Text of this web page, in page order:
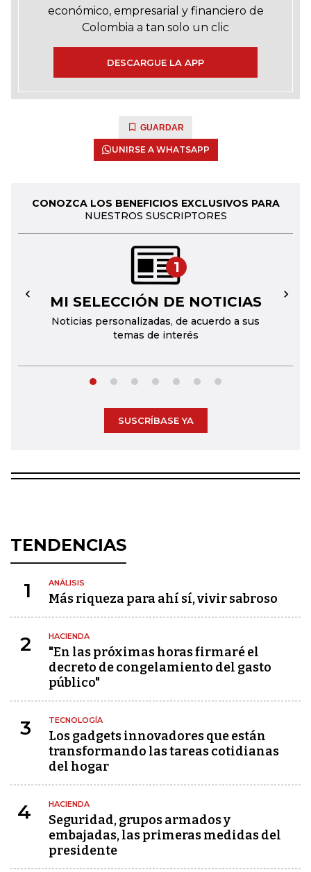
económico, empresarial y financiero de
Colombia a tan solo un clic
DESCARGUE LA APP
GUARDAR
UNIRSE A WHATSAPP
CONOZCA LOS BENEFICIOS EXCLUSIVOS PARA
NUESTROS SUSCRIPTORES
1
MI SELECCIÓN DE NOTICIAS
Noticias personalizadas, de acuerdo a sus
temas de interés
← →
SUSCRÍBASE YA
TENDENCIAS
1 ANÁLISIS
Más riqueza para ahí sí, vivir sabroso
2 HACIENDA
"En las próximas horas firmaré el
decreto de congelamiento del gasto
público"
3 TECNOLOGÍA
Los gadgets innovadores que están
transformando las tareas cotidianas
del hogar
4 HACIENDA
Seguridad, grupos armados y
embajadas, las primeras medidas del
presidente